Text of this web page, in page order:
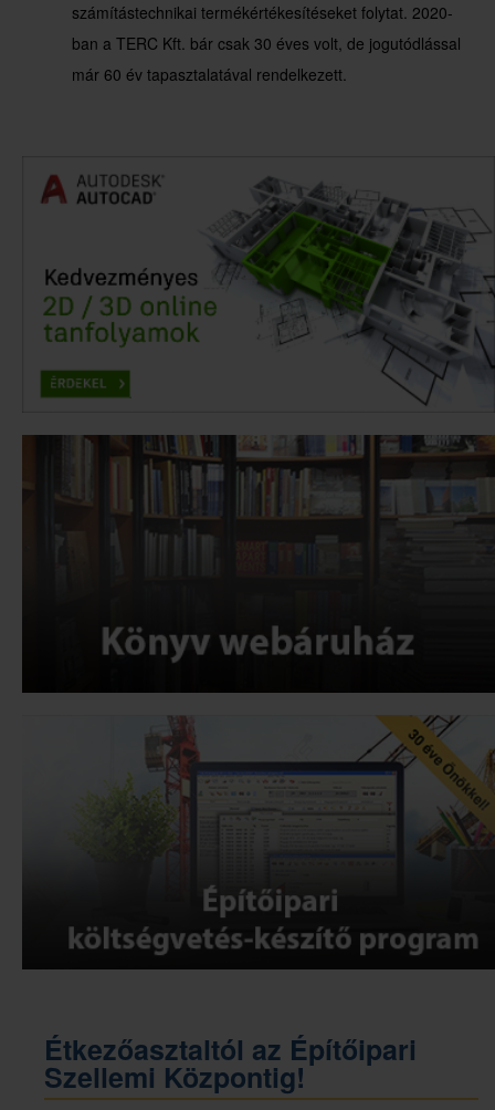
számítástechnikai termékértékesítéseket folytat. 2020-
ban a TERC Kft. bár csak 30 éves volt, de jogutódlással
már 60 év tapasztalatával rendelkezett.
Étkezőasztaltól az Építőipari
Szellemi Központig!